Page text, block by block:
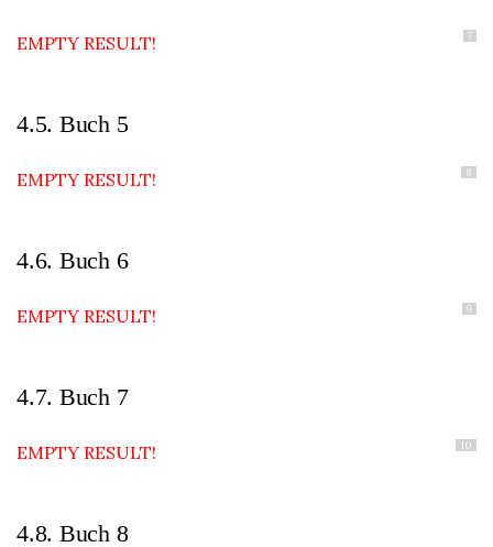
7
EMPTY RESULT!
4.5. Buch 5
8
EMPTY RESULT!
4.6. Buch 6
9
EMPTY RESULT!
4.7. Buch 7
10
EMPTY RESULT!
4.8. Buch 8